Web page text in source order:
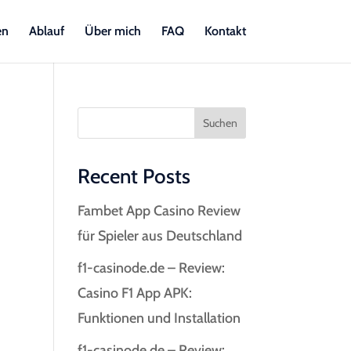
Ablauf Über mich FAQ Kontakt
Suchen
Recent Posts
Fambet App Casino Review
für Spieler aus Deutschland
f1-casinode.de – Review:
Casino F1 App APK:
Funktionen und Installation